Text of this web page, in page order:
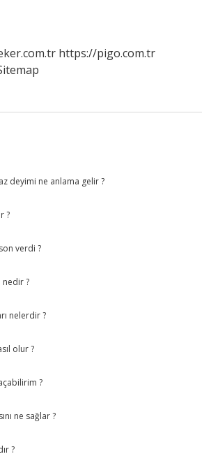
https://pigo.com.tr
deyimi ne anlama gelir ?
?
verdi ?
nedir ?
nelerdir ?
olur ?
?
ne sağlar ?
?